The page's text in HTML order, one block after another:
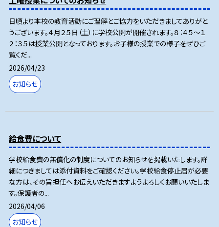
日頃より本校の教育活動にご理解とご協力をいただきましてありがと
うございます。４月２５日（土）に学校公開が開催されます。８：４５～１
２：３５は授業公開となっております。お子様の授業での様子をぜひご
覧くだ...
2026/04/23
お知らせ
給食費について
学校給食費の無償化の制度についてのお知らせを掲載いたします。詳
細につきましては添付資料をご確認ください。学校給食停止届が必要
な方は、その旨担任へお伝えいただきますようよろしくお願いいたしま
す。保護者の...
2026/04/06
お知らせ